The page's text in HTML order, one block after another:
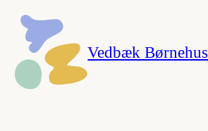
Spring
indhold
Vedbæk Børnehus